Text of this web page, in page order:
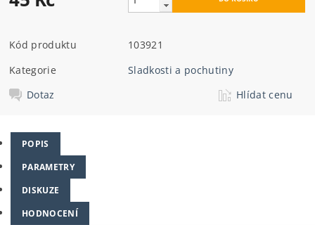
Kód produktu
103921
Kategorie
Sladkosti a pochutiny
Dotaz
Hlídat cenu
POPIS
PARAMETRY
DISKUZE
HODNOCENÍ